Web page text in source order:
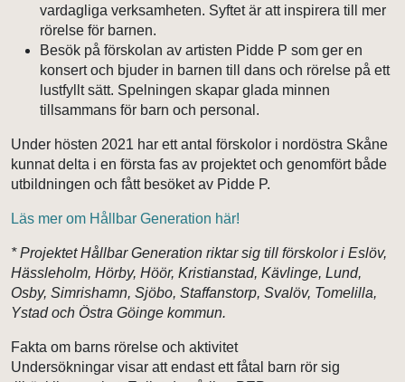
vardagliga verksamheten. Syftet är att inspirera till mer
rörelse för barnen.
Besök på förskolan av artisten Pidde P som ger en
konsert och bjuder in barnen till dans och rörelse på ett
lustfyllt sätt. Spelningen skapar glada minnen
tillsammans för barn och personal.
Under hösten 2021 har ett antal förskolor i nordöstra Skåne
kunnat delta i en första fas av projektet och genomfört både
utbildningen och fått besöket av Pidde P.
Läs mer om Hållbar Generation här!
* Projektet Hållbar Generation riktar sig till förskolor i Eslöv,
Hässleholm, Hörby, Höör, Kristianstad, Kävlinge, Lund,
Osby, Simrishamn, Sjöbo, Staffanstorp, Svalöv, Tomelilla,
Ystad och Östra Göinge kommun.
Fakta om barns rörelse och aktivitet
Undersökningar visar att endast ett fåtal barn rör sig